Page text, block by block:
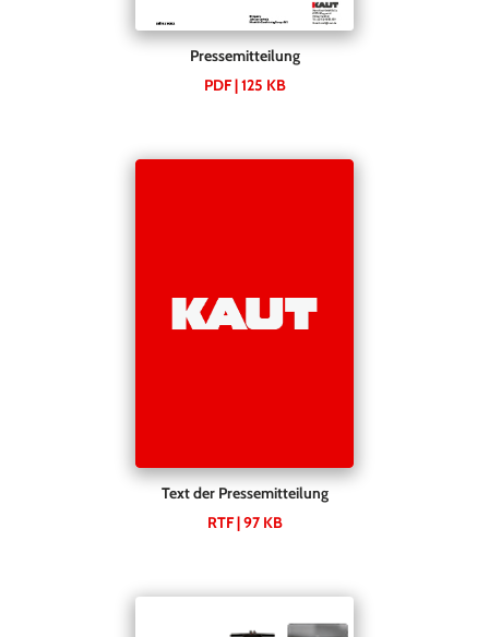
Pressemitteilung
PDF | 125 KB
Text der Pressemitteilung
RTF | 97 KB